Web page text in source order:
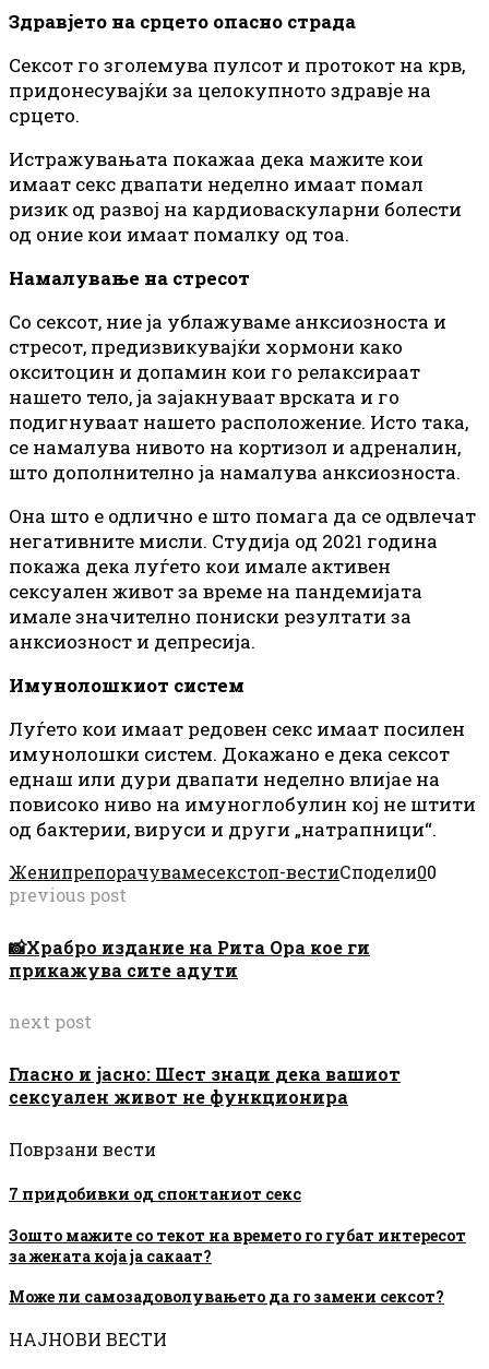
Здравјето на срцето опасно страда
Сексот го зголемува пулсот и протокот на крв,
придонесувајќи за целокупното здравје на
срцето.
Истражувањата покажаа дека мажите кои
имаат секс двапати неделно имаат помал
ризик од развој на кардиоваскуларни болести
од оние кои имаат помалку од тоа.
Намалување на стресот
Со сексот, ние ја ублажуваме анксиозноста и
стресот, предизвикувајќи хормони како
окситоцин и допамин кои го релаксираат
нашето тело, ја зајакнуваат врската и го
подигнуваат нашето расположение. Исто така,
се намалува нивото на кортизол и адреналин,
што дополнително ја намалува анксиозноста.
Она што е одлично е што помага да се одвлечат
негативните мисли. Студија од 2021 година
покажа дека луѓето кои имале активен
сексуален живот за време на пандемијата
имале значително пониски резултати за
анксиозност и депресија.
Имунолошкиот систем
Луѓето кои имаат редовен секс имаат посилен
имунолошки систем. Докажано е дека сексот
еднаш или дури двапати неделно влијае на
повисоко ниво на имуноглобулин кој не штити
од бактерии, вируси и други „натрапници“.
Женипрепорачувамесекстоп-вестиСподели00
previous post
📸Храбро издание на Рита Ора кое ги
прикажува сите адути
next post
Гласно и јасно: Шест знаци дека вашиот
сексуален живот не функционира
Поврзани вести
7 придобивки од спонтаниот секс
Зошто мажите со текот на времето го губат интересот
за жената која ја сакаат?
Може ли самозадоволувањето да го замени сексот?
НАЈНОВИ ВЕСТИ